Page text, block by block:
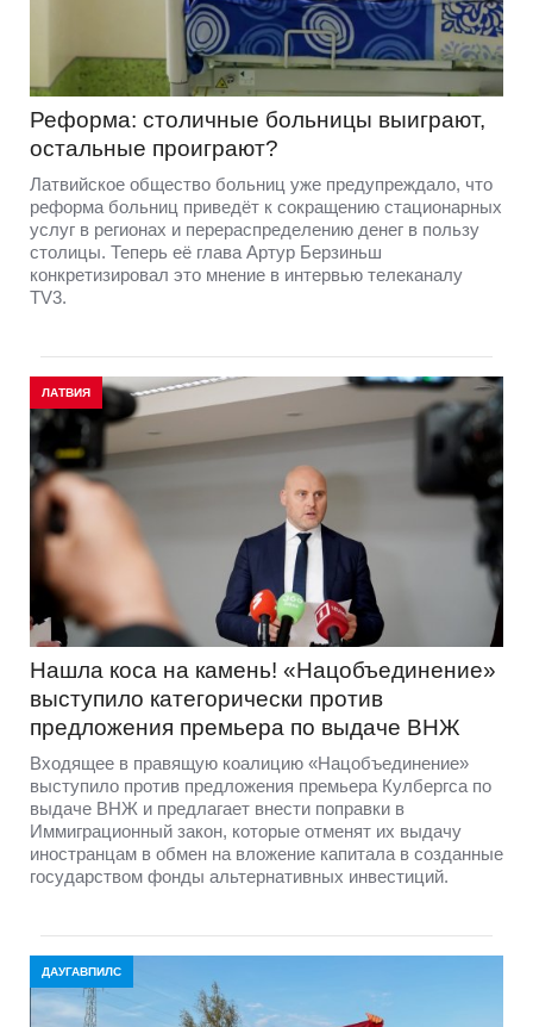
Реформа: столичные больницы выиграют,
остальные проиграют?
Латвийское общество больниц уже предупреждало, что
реформа больниц приведёт к сокращению стационарных
услуг в регионах и перераспределению денег в пользу
столицы. Теперь её глава Артур Берзиньш
конкретизировал это мнение в интервью телеканалу
TV3.
ЛАТВИЯ
Нашла коса на камень! «Нацобъединение»
выступило категорически против
предложения премьера по выдаче ВНЖ
Входящее в правящую коалицию «Нацобъединение»
выступило против предложения премьера Кулбергса по
выдаче ВНЖ и предлагает внести поправки в
Иммиграционный закон, которые отменят их выдачу
иностранцам в обмен на вложение капитала в созданные
государством фонды альтернативных инвестиций.
ДАУГАВПИЛС